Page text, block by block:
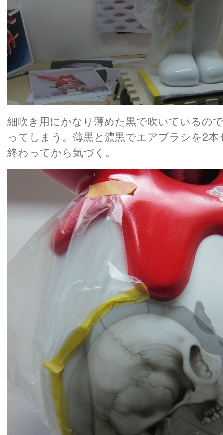
細吹き用にかなり薄めた黒で吹いているの
ってしまう。薄黒と濃黒でエアブラシを2
終わってから気づく。